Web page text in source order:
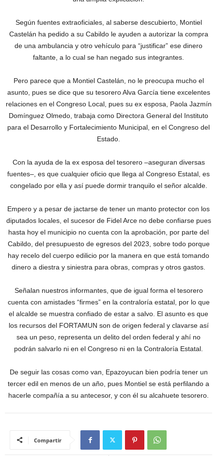
Según fuentes extraoficiales, al saberse descubierto, Montiel
Castelán ha pedido a su Cabildo le ayuden a autorizar la compra
de una ambulancia y otro vehículo para “justificar” ese dinero
faltante, a lo cual se han negado sus integrantes.
Pero parece que a Montiel Castelán, no le preocupa mucho el
asunto, pues se dice que su tesorero Alva García tiene excelentes
relaciones en el Congreso Local, pues su ex esposa, Paola Jazmín
Domínguez Olmedo, trabaja como Directora General del Instituto
para el Desarrollo y Fortalecimiento Municipal, en el Congreso del
Estado.
Con la ayuda de la ex esposa del tesorero –aseguran diversas
fuentes–, es que cualquier oficio que llega al Congreso Estatal, es
congelado por ella y así puede dormir tranquilo el señor alcalde.
Empero y a pesar de jactarse de tener un manto protector con los
diputados locales, el sucesor de Fidel Arce no debe confiarse pues
hasta hoy el municipio no cuenta con la aprobación, por parte del
Cabildo, del presupuesto de egresos del 2023, sobre todo porque
hay recelo del cuerpo edilicio por la manera en que está tomando
dinero a diestra y siniestra para obras, compras y otros gastos.
Señalan nuestros informantes, que de igual forma el tesorero
cuenta con amistades “firmes” en la contraloría estatal, por lo que
el alcalde se muestra confiado de estar a salvo. El asunto es que
los recursos del FORTAMUN son de origen federal y clavarse así
sea un peso, representa un delito del orden federal y ahí no
podrán salvarlo ni en el Congreso ni en la Contraloría Estatal.
De seguir las cosas como van, Epazoyucan bien podría tener un
tercer edil en menos de un año, pues Montiel se está perfilando a
hacerle compañía a su antecesor, y con él su alcahuete tesorero.
Compartir